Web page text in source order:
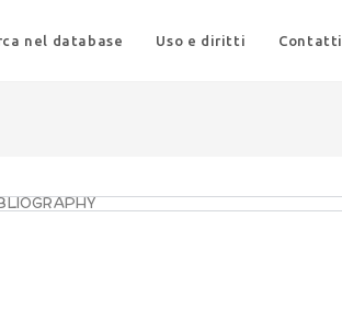
nel database Uso e diritti Contatti